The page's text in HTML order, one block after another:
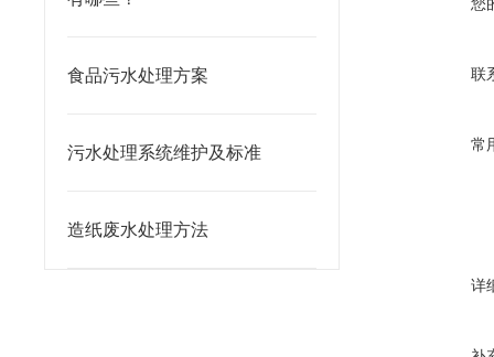
食品污水处理方案
污水处理系统维护及标准
造纸废水处理方法
联
常
详